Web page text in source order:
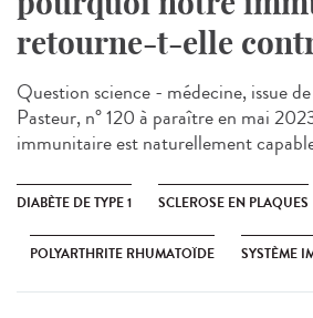
retourne-t-elle
Question science - médecine, issue
Pasteur, n° 120 à paraître en mai
immunitaire est naturellement
DIABÈTE DE TYPE 1 SCLEROSE EN PLAQUES
POLYARTHRITE RHUMATOÏDE SYSTÈME